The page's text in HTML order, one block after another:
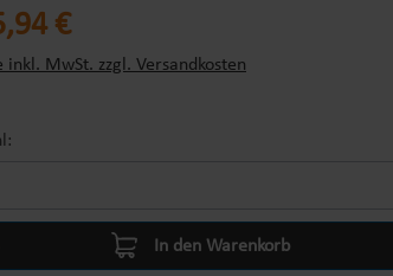
Preis:
€
inkl. MwSt. zzgl. Versandkosten
In den Warenkorb